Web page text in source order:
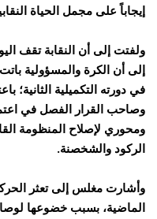
إيجاباً على مجمل الحياة
ولفتت إلى أن النقابة تقف
إلى أن الكرة والمسؤولية
في دورته التكميلية الثانية؛
وصاحب القرار الفصل في
ومحوري لإصلاح المنظومة
الركود والشخصنة.
وأشارت مغلس إلى تعثر الحركة
الماضية، بسبب خضوعها